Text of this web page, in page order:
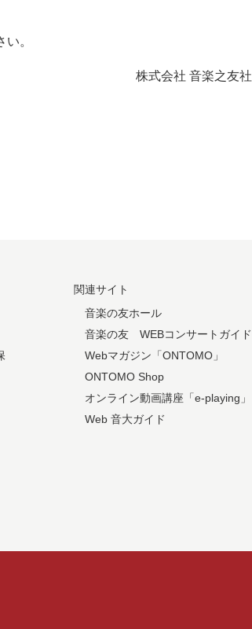
。
株式会社 音楽之友社
関連サイト
音楽の友ホール
音楽の友 WEBコンサートガイド
Webマガジン「ONTOMO」
ONTOMO Shop
オンライン動画講座「e-playing」
Web 音大ガイド